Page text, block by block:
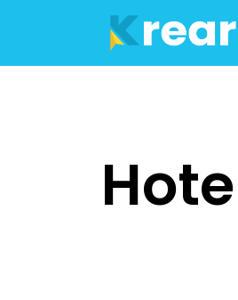
E-
Blog
Software